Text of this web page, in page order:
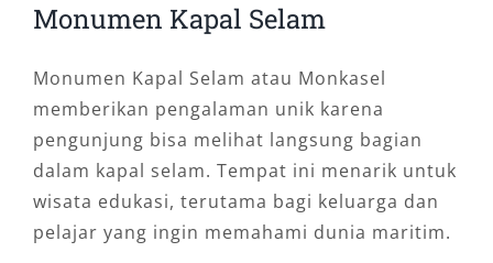
Monumen Kapal Selam
Monumen Kapal Selam atau Monkasel
memberikan pengalaman unik karena
pengunjung bisa melihat langsung bagian
dalam kapal selam. Tempat ini menarik untuk
wisata edukasi, terutama bagi keluarga dan
pelajar yang ingin memahami dunia maritim.